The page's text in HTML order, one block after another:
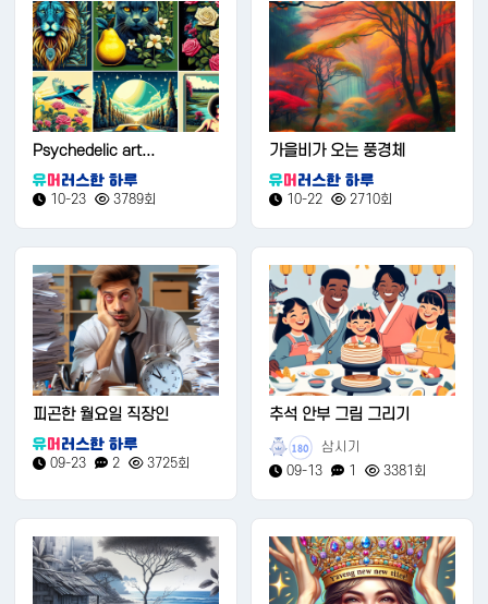
Psychedelic art...
10-23 3789회
가을비가 오는 풍경체
10-22 2710회
피곤한 월요일 직장인
09-23 2 3725회
추석 안부 그림 그리기
180
삼시기
09-13
1 3381회